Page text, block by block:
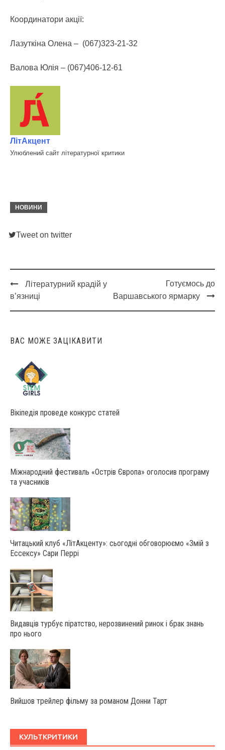
Координатори акції:
Лазуткіна Олена – (067)323-21-32
Валова Юлія – (067)406-12-61
ЛітАкцент
Улюблений сайт літературної критики
НОВИНИ
Tweet on twitter
Post
navigation
Літературний крадій у
в’язниці
Готуємось до
Варшавського ярмарку
ВАС МОЖЕ ЗАЦІКАВИТИ
Вікіпедія проведе конкурс статей
Міжнародний фестиваль «Острів Європа» оголосив програму
та учасників
Читацький клуб «ЛітАкценту»: сьогодні обговорюємо «Змій з
Ессексу» Сари Перрі
Видавців турбує піратство, нерозвинений ринок і брак знань
про нього
Вийшов трейлер фільму за романом Донни Тарт
КУЛЬТКРИТИКИ